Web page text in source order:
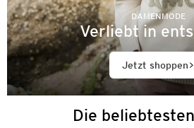
DAMENMODE
Verliebt in
Jetzt shoppen
Die